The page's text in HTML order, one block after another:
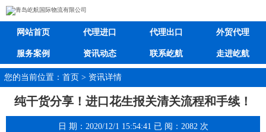
网站首页 代理进口 代理出口 外贸代理
服务案例 资讯动态 联系屹航 走进屹航
您的当前位置：首页 > 资讯详情
纯干货分享！进口花生报关清关流程和手续！
日 期：2020/12/1 15:54:41 已 阅：2082 次